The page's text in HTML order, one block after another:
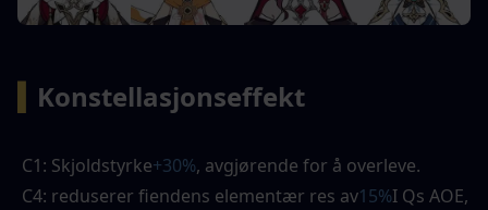
Konstellasjonseffekt
C1: Skjoldstyrke+30%, avgjørende for å overleve.
C4: reduserer fiendens elementær res av15%I Qs AOE,